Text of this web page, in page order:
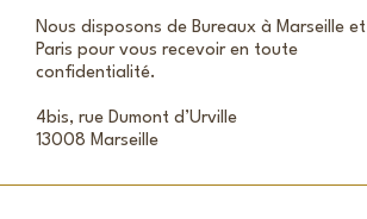
Nous disposons de Bureaux à Marseille et
Paris pour vous recevoir en toute
confidentialité.
4bis, rue Dumont d’Urville
13008 Marseille